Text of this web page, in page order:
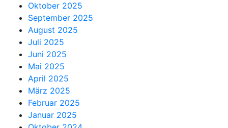
Oktober 2025
September 2025
August 2025
Juli 2025
Juni 2025
Mai 2025
April 2025
März 2025
Februar 2025
Januar 2025